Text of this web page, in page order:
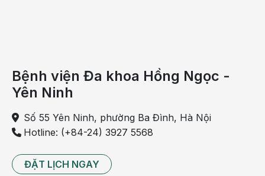
chúng thường xuyên, vì bùn và bụi bẩn có thể đọng lại
dưới móng và lây nhiễm.
Bệnh viện Đa khoa Hồng Ngọc -
Yên Ninh
Số 55 Yên Ninh, phường Ba Đình, Hà Nội
Hotline: (+84-24) 3927 5568
ĐẶT LỊCH NGAY